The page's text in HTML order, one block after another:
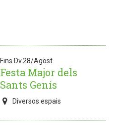
Fins Dv.28/Agost
Festa Major dels
Sants Genís
Diversos espais